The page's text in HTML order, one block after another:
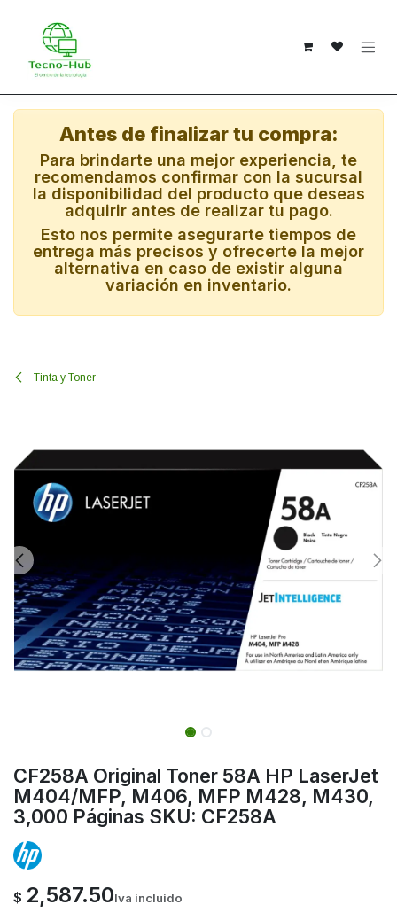
Antes de finalizar tu compra:
Para brindarte una mejor experiencia, te
recomendamos confirmar con la sucursal
la disponibilidad del producto que deseas
adquirir antes de realizar tu pago.
Esto nos permite asegurarte tiempos de
entrega más precisos y ofrecerte la mejor
alternativa en caso de existir alguna
variación en inventario.
Tinta y Toner
CF258A Original Toner 58A HP LaserJet
M404/MFP, M406, MFP M428, M430,
3,000 Páginas SKU: CF258A
$ 2,587.50Iva incluido